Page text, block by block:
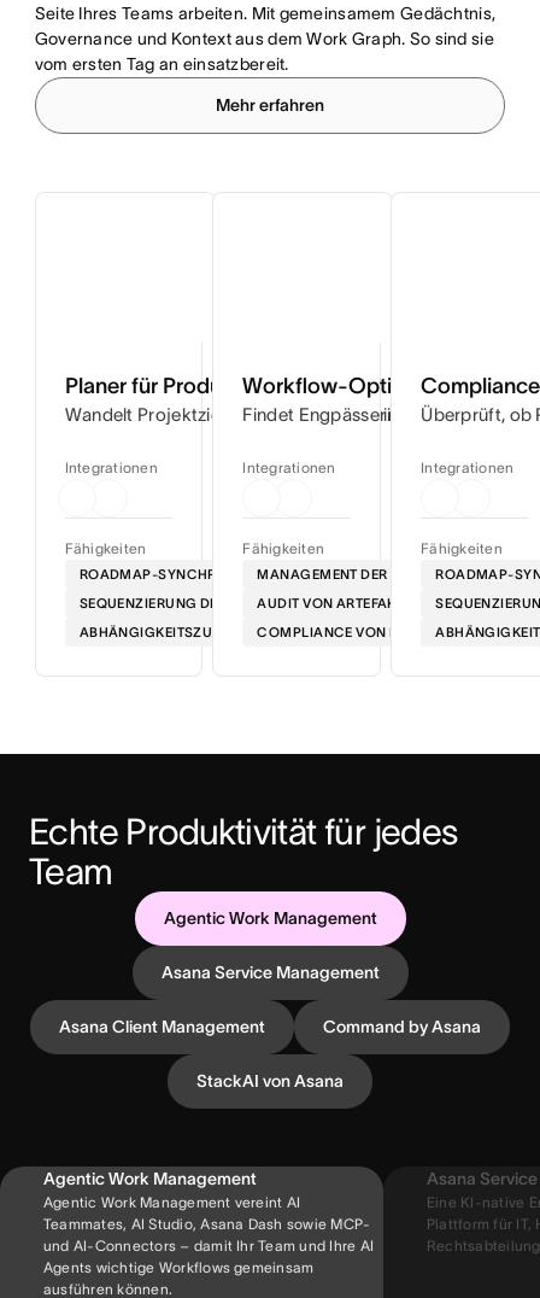
Seite Ihres Teams arbeiten. Mit gemeinsamem Gedächtnis,
Governance und Kontext aus dem Work Graph. So sind sie
vom ersten Tag an einsatzbereit.
Mehr erfahren
Planer für Produkteinführungen
Wandelt Projektziele in Schritt-für-Schritt-Zeitpläne um,
Fähigkeiten
ROADMAP-SYNCHRONISATION
SEQUENZIERUNG DER MARKTEINFÜHRUNG
ABHÄNGIGKEITSZUORDNUNG
Integrationen
Workflow-Optimierer
Findet Engpässe in Ihren
Fähigkeiten
MANAGEMENT DER MARKENSPRACHE
AUDIT VON ARTEFAKTEN
COMPLIANCE VON BOTSCHAFTEN
Integrationen
Überprüft, ob
Fähigkeiten
ROADMAP-
Integrationen
Echte Produktivität für jedes
Team
Agentic Work Management
Asana Service Management
Asana Client Management Command by Asana
StackAI von Asana
Agentic Work Management
Agentic Work Management vereint AI
Teammates, AI Studio, Asana Dash sowie MCP-
und AI-Connectors – damit Ihr Team und Ihre AI
Agents wichtige Workflows gemeinsam
ausführen können.
Asana
Eine KI-native
Plattform für IT,